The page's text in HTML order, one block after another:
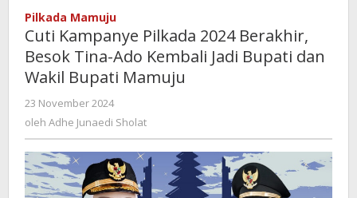
Berakhir,
Besok
Tina-
Ado
Bupati
dan
Wakil
Bupati
Pilkada Mamuju
Cuti Kampanye Pilkada 2024 Berakhir,
Besok Tina-Ado Kembali Jadi Bupati dan
Wakil Bupati Mamuju
23 November 2024
Adhe
oleh Adhe Junaedi Sholat